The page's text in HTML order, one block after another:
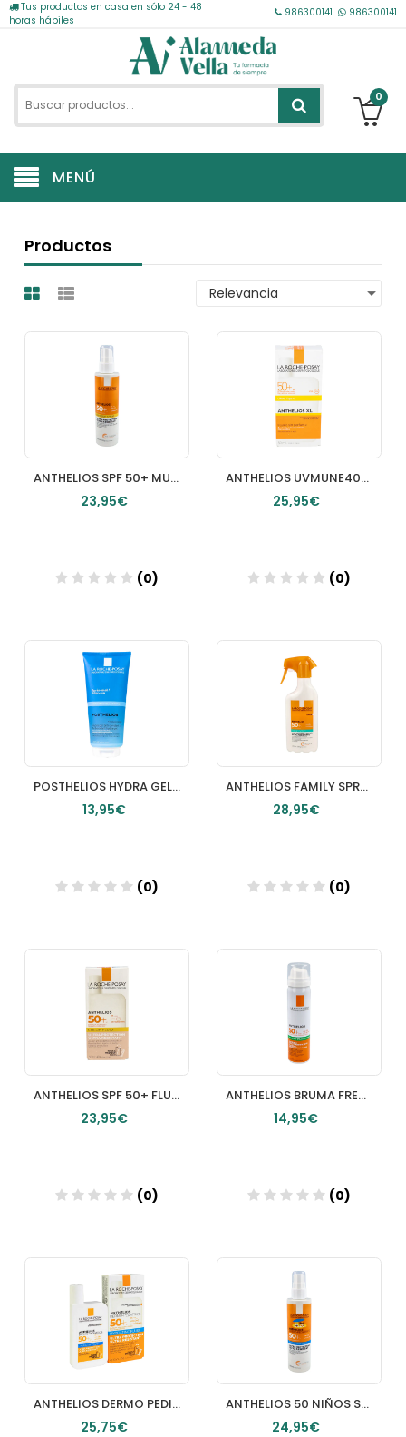
Tus productos en casa en sólo 24 - 48
horas hábiles
986300141 986300141
0
MENÚ
Productos
ANTHELIOS SPF 50+ MUY ALTA PROTECCION SPRAY LA ROCHE POSAY 200 ML
23,95€
(0)
Añadir
ANTHELIOS UVMUNE400 50+ INVISIBLE FLUID 50 ML SIN PERFUME
25,95€
(0)
POSTHELIOS HYDRA GEL 1 ENVASE 200 ML
13,95€
(0)
ANTHELIOS FAMILY SPRAY SPF 50+ 1 ENVASE 300 ML
28,95€
(0)
Añadir
ANTHELIOS SPF 50+ FLUIDO EXTREMO COLOR LA ROCHE POSAY 50 ML
23,95€
(0)
ANTHELIOS BRUMA FRESCA INVISIBLE SPF 50 AEROSOL 1 ENVASE 75 ML
14,95€
(0)
Añadir
ANTHELIOS DERMO PEDIATRICS HYDRATING FLUID 1 ENVASE 50 ML
25,75€
ANTHELIOS 50 NIÑOS SPRAY LA ROCHE POSAY 200 ML
24,95€